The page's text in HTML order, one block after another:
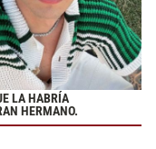
LA HABRÍA
HERMANO.